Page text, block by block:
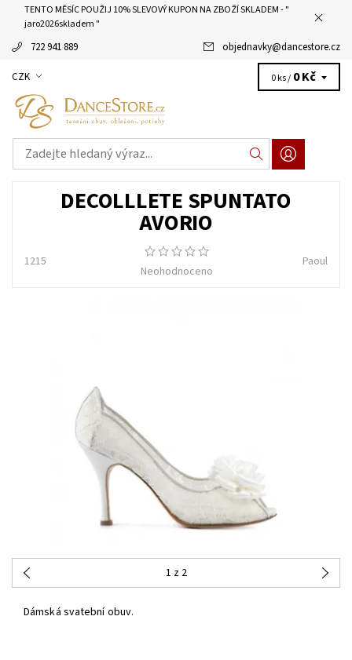
TENTO MĚSÍC POUŽIJ 10% SLEVOVÝ KUPON NA ZBOŽÍ SKLADEM - "
jaro2026skladem "
722 941 889 objednavky@dancestore.cz
CZK 0 ks / 0 Kč
DECOLLLETE SPUNTATO
AVORIO
1215
Neohodnoceno
Paoul
1 z 2
Dámská svatební obuv.